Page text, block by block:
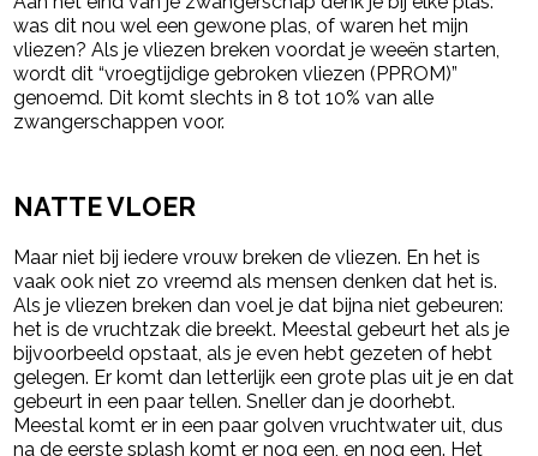
was dit nou wel een gewone plas, of waren het mijn
vliezen? Als je vliezen breken voordat je weeën starten,
wordt dit “vroegtijdige gebroken vliezen (PPROM)”
genoemd. Dit komt slechts in 8 tot 10% van alle
zwangerschappen voor.
NATTE VLOER
Maar niet bij iedere vrouw breken de vliezen. En het is
vaak ook niet zo vreemd als mensen denken dat het is.
Als je vliezen breken dan voel je dat bijna niet gebeuren:
het is de vruchtzak die breekt. Meestal gebeurt het als je
bijvoorbeeld opstaat, als je even hebt gezeten of hebt
gelegen. Er komt dan letterlijk een grote plas uit je en dat
gebeurt in een paar tellen. Sneller dan je doorhebt.
Meestal komt er in een paar golven vruchtwater uit, dus
na de eerste splash komt er nog een, en nog een. Het